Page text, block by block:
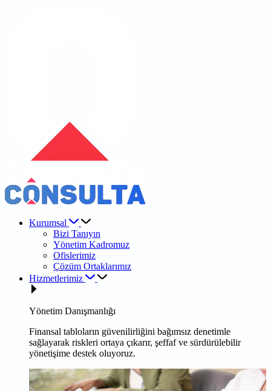
Kurumsal
Bizi Tanıyın
Yönetim Kadromuz
Ofislerimiz
Çözüm Ortaklarımız
Hizmetlerimiz
Yönetim Danışmanlığı
Finansal tabloların güvenilirliğini bağımsız denetimle
sağlayarak riskleri ortaya çıkarır, şeffaf ve sürdürülebilir
yönetişime destek oluyoruz.